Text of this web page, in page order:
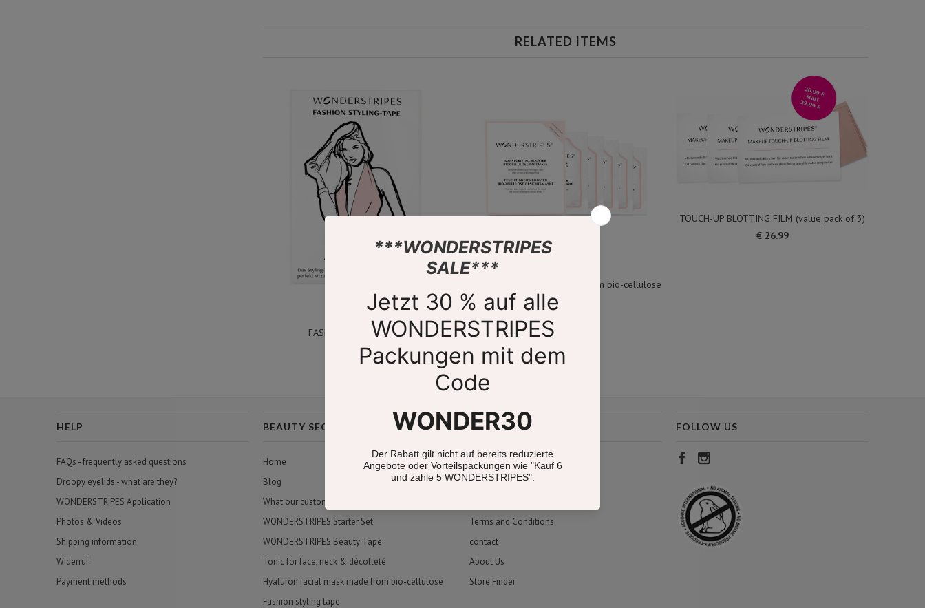
RELATED ITEMS
FASHION STYLING TAPE
€ 6.99
Hyaluron facial mask made from bio-cellulose
- 5 pieces
€ 49.99
TOUCH-UP BLOTTING FILM (value pack of 3)
€ 26.99
HELP
FAQs - frequently asked questions
Droopy eyelids - what are they?
WONDERSTRIPES Application
Photos & Videos
Shipping information
Widerruf
Payment methods
BEAUTY SECRETS
Home
Blog
What our customers say
WONDERSTRIPES Starter Set
WONDERSTRIPES Beauty Tape
Tonic for face, neck & décolleté
Hyaluron facial mask made from bio-cellulose
Fashion styling tape
CONTACT
imprint
Revocation
Terms and Conditions
contact
About Us
Store Finder
FOLLOW US